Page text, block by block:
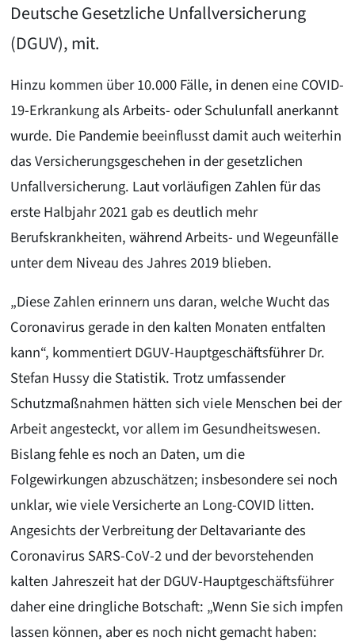
Deutsche Gesetzliche Unfallversicherung
(DGUV), mit.
Hinzu kommen über 10.000 Fälle, in denen eine COVID-
19-Erkrankung als Arbeits- oder Schulunfall anerkannt
wurde. Die Pandemie beeinflusst damit auch weiterhin
das Versicherungsgeschehen in der gesetzlichen
Unfallversicherung. Laut vorläufigen Zahlen für das
erste Halbjahr 2021 gab es deutlich mehr
Berufskrankheiten, während Arbeits- und Wegeunfälle
unter dem Niveau des Jahres 2019 blieben.
„Diese Zahlen erinnern uns daran, welche Wucht das
Coronavirus gerade in den kalten Monaten entfalten
kann“, kommentiert DGUV-Hauptgeschäftsführer Dr.
Stefan Hussy die Statistik. Trotz umfassender
Schutzmaßnahmen hätten sich viele Menschen bei der
Arbeit angesteckt, vor allem im Gesundheitswesen.
Bislang fehle es noch an Daten, um die
Folgewirkungen abzuschätzen; insbesondere sei noch
unklar, wie viele Versicherte an Long-COVID litten.
Angesichts der Verbreitung der Deltavariante des
Coronavirus SARS-CoV-2 und der bevorstehenden
kalten Jahreszeit hat der DGUV-Hauptgeschäftsführer
daher eine dringliche Botschaft: „Wenn Sie sich impfen
lassen können, aber es noch nicht gemacht haben: